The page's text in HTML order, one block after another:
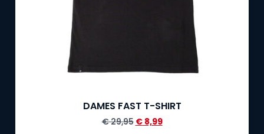
DAMES FAST T-SHIRT
€29,95 €8,99